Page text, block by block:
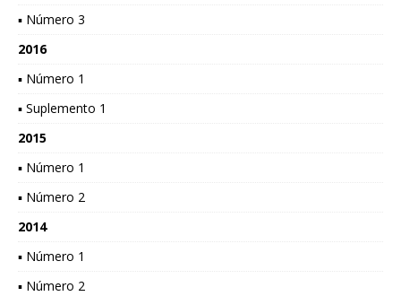
▪ Número 3
2016
▪ Número 1
▪ Suplemento 1
2015
▪ Número 1
▪ Número 2
2014
▪ Número 1
▪ Número 2